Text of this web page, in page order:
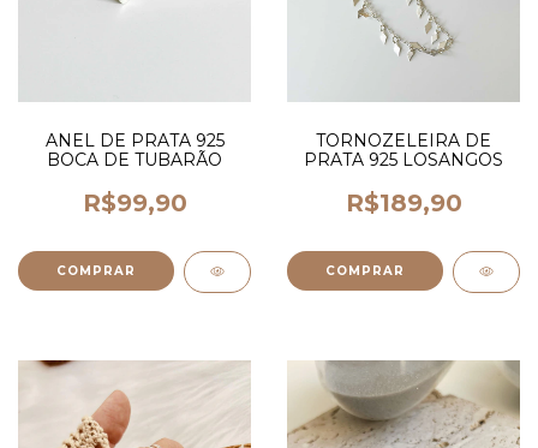
ANEL DE PRATA 925
BOCA DE TUBARÃO
R$99,90
TORNOZELEIRA DE
PRATA 925 LOSANGOS
R$189,90